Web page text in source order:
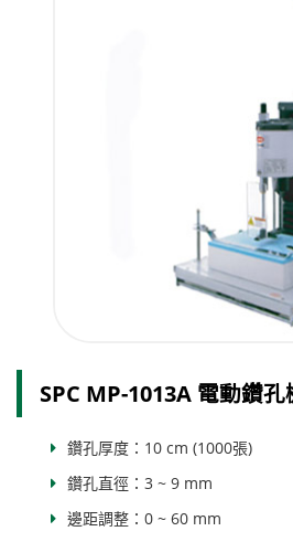
SPC MP-1013A 電動鑽孔
鑽孔厚度：10 cm (1000張)
鑽孔直徑：3 ~ 9 mm
邊距調整：0 ~ 60 mm